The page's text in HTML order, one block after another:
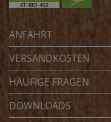
ANFAHRT
VERSANDKOSTEN
HÄUFIGE FRAGEN
DOWNLOADS